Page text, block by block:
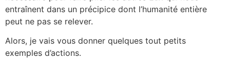
entraînent dans un précipice dont l’humanité entière
peut ne pas se relever.
Alors, je vais vous donner quelques tout petits
exemples d’actions.